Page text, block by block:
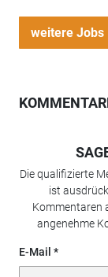
weitere Jobs
Die qualifizierte
ist
Kommentaren
angenehme
E-Mail